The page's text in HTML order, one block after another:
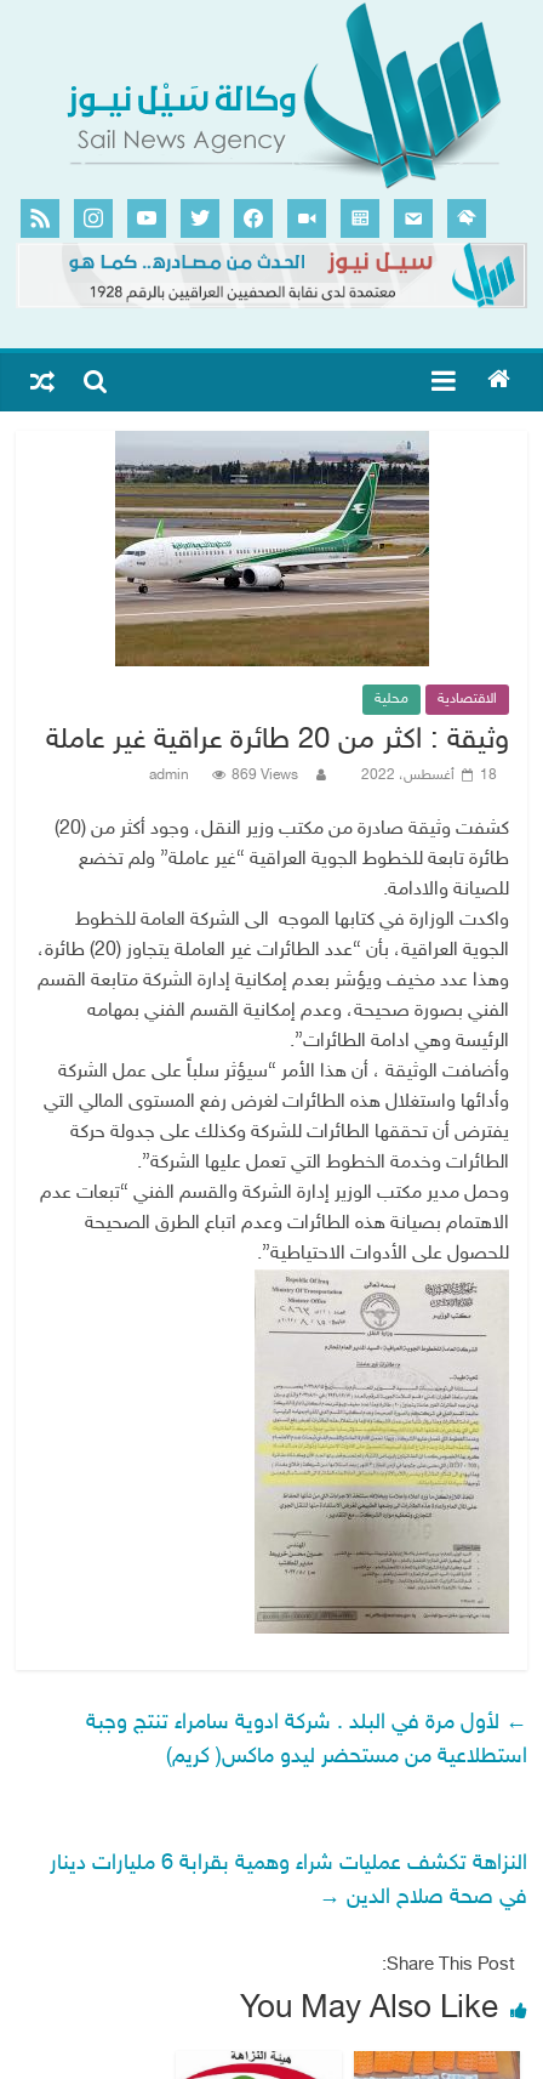
الاقتصادية محلية
وثيقة : اكثر من 20 طائرة عراقية غير عاملة
18 أغسطس، 2022 admin 869 Views
كشفت وثيقة صادرة من مكتب وزير النقل، وجود أكثر من (20)
طائرة تابعة للخطوط الجوية العراقية “غير عاملة” ولم تخضع
للصيانة والادامة.
واكدت الوزارة في كتابها الموجه الى الشركة العامة للخطوط
الجوية العراقية، بأن “عدد الطائرات غير العاملة يتجاوز (20) طائرة،
وهذا عدد مخيف ويؤشر بعدم إمكانية إدارة الشركة متابعة القسم
الفني بصورة صحيحة، وعدم إمكانية القسم الفني بمهامه
الرئيسة وهي ادامة الطائرات”.
وأضافت الوثيقة ، أن هذا الأمر “سيؤثر سلباً على عمل الشركة
وأدائها واستغلال هذه الطائرات لغرض رفع المستوى المالي التي
يفترض أن تحققها الطائرات للشركة وكذلك على جدولة حركة
الطائرات وخدمة الخطوط التي تعمل عليها الشركة”.
وحمل مدير مكتب الوزير إدارة الشركة والقسم الفني “تبعات عدم
الاهتمام بصيانة هذه الطائرات وعدم اتباع الطرق الصحيحة
للحصول على الأدوات الاحتياطية”.
← لأول مرة في البلد . شركة ادوية سامراء تنتج وجبة
استطلاعية من مستحضر ليدو ماكس( كريم)
النزاهة تكشف عمليات شراء وهمية بقرابة 6 مليارات دينار
في صحة صلاح الدين →
Share This Post:
You May Also Like